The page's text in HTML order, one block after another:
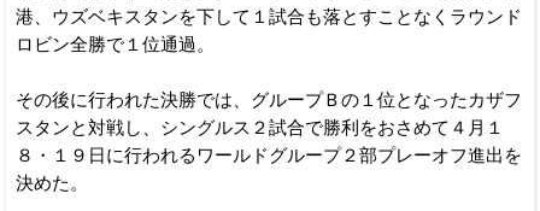
港、ウズベキスタンを下して１試合も落とすことなくラウンド
ロビン全勝で１位通過。
その後に行われた決勝では、グループＢの１位となったカザフ
スタンと対戦し、シングルス２試合で勝利をおさめて４月１
８・１９日に行われるワールドグループ２部プレーオフ進出を
決めた。